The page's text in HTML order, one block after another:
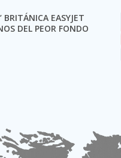
BRITÁNICA EASYJET
DEL PEOR FONDO